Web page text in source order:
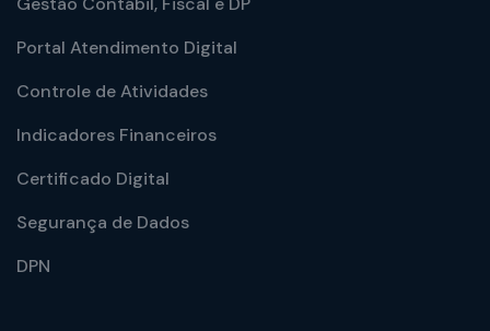
Portal Atendimento Digital
Controle de Atividades
Indicadores Financeiros
Certificado Digital
Segurança de Dados
DPN